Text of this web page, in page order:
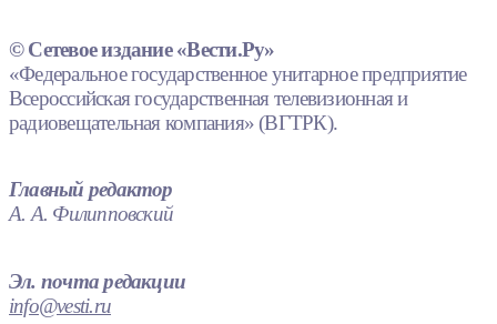
© Сетевое издание «Вести.Ру»
«Федеральное государственное унитарное предприятие
Всероссийская государственная телевизионная и
радиовещательная компания» (ВГТРК).
Главный редактор
А. А. Филипповский
Эл. почта редакции
info@vesti.ru